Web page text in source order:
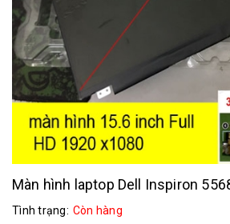
Màn hình laptop Dell Inspiron
Tình trạng: Còn hàng